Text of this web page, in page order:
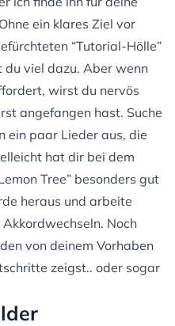
ein klares Ziel vor
“Tutorial-Hölle”
du viel dazu. Aber wenn
wirst du nervös
angefangen hast. Suche
ein paar Lieder aus, die
hat dir bei dem
Tree” besonders gut
heraus und arbeite
Noch
von deinem Vorhaben
zeigst.. oder sogar